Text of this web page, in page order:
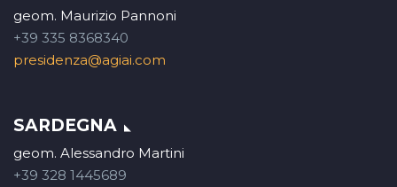
geom. Maurizio Pannoni
+39 335 8368340
presidenza@agiai.com
SARDEGNA
geom. Alessandro Martini
+39 328 1445689